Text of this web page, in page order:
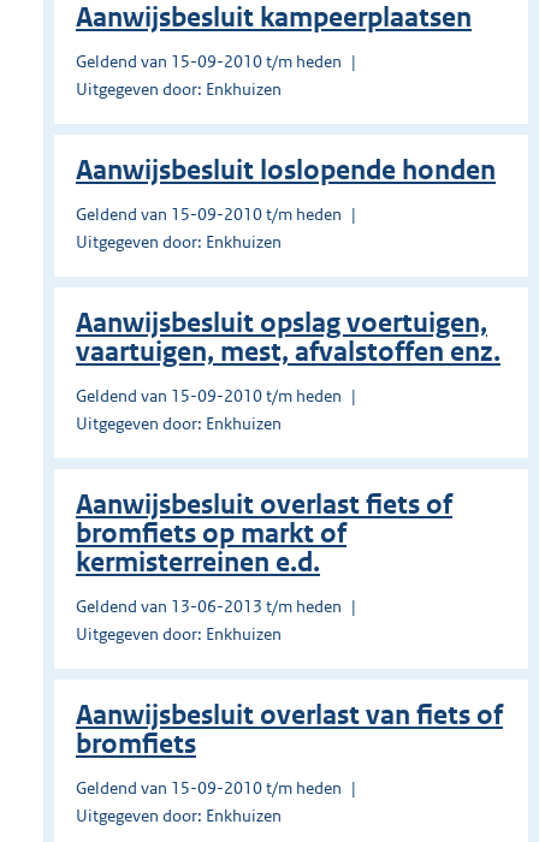
Aanwijsbesluit kampeerplaatsen
Geldend van 15-09-2010 t/m heden
Uitgegeven door: Enkhuizen
Aanwijsbesluit loslopende honden
Geldend van 15-09-2010 t/m heden
Uitgegeven door: Enkhuizen
Aanwijsbesluit opslag voertuigen,
vaartuigen, mest, afvalstoffen enz.
Geldend van 15-09-2010 t/m heden
Uitgegeven door: Enkhuizen
Aanwijsbesluit overlast fiets of
bromfiets op markt of
kermisterreinen e.d.
Geldend van 13-06-2013 t/m heden
Uitgegeven door: Enkhuizen
Aanwijsbesluit overlast van fiets of
bromfiets
Geldend van 15-09-2010 t/m heden
Uitgegeven door: Enkhuizen